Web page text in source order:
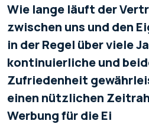
Wie lange läuft der
zwischen uns und den
in der Regel über viele
kontinuierliche und
Zufriedenheit
einen nützlichen
Werbung für die Ei